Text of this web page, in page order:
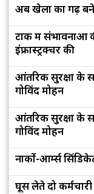
अब खेलों का गढ़
टोंक में संभावनाओं
इंफ्रास्ट्रक्चर की
आंतरिक सुरक्षा के
गोविंद मोहन
आंतरिक सुरक्षा के
गोविंद मोहन
नार्को-आर्म्स
घूस लेते दो